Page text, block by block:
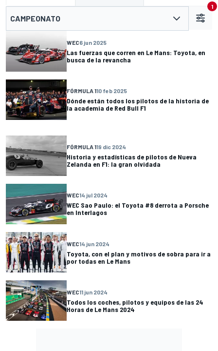
CAMPEONATO
1
WEC6 jun 2025
Las fuerzas que corren en Le Mans: Toyota, en
busca de la revancha
FÓRMULA 110 feb 2025
Dónde están todos los pilotos de la historia de
la academia de Red Bull F1
FÓRMULA 119 dic 2024
Historia y estadísticas de pilotos de Nueva
Zelanda en F1: la gran olvidada
WEC14 jul 2024
WEC Sao Paulo: el Toyota #8 derrota a Porsche
en Interlagos
WEC14 jun 2024
Toyota, con el plan y motivos de sobra para ir a
por todas en Le Mans
WEC11 jun 2024
Todos los coches, pilotos y equipos de las 24
Horas de Le Mans 2024